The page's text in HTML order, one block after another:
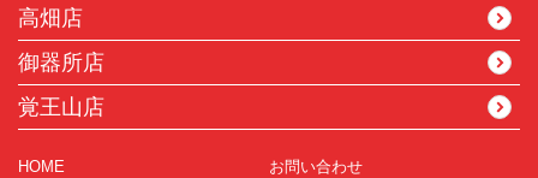
高畑店
御器所店
覚王山店
HOME
お問い合わせ